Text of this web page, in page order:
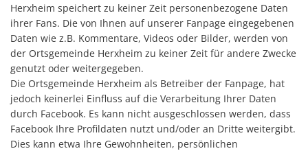
Herxheim speichert zu keiner Zeit personenbezogene Daten
ihrer Fans. Die von Ihnen auf unserer Fanpage eingegebenen
Daten wie z.B. Kommentare, Videos oder Bilder, werden von
der Ortsgemeinde Herxheim zu keiner Zeit für andere Zwecke
genutzt oder weitergegeben.
Die Ortsgemeinde Herxheim als Betreiber der Fanpage, hat
jedoch keinerlei Einfluss auf die Verarbeitung Ihrer Daten
durch Facebook. Es kann nicht ausgeschlossen werden, dass
Facebook Ihre Profildaten nutzt und/oder an Dritte weitergibt.
Dies kann etwa Ihre Gewohnheiten, persönlichen